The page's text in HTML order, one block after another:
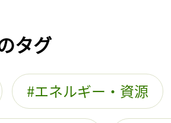
タグ
エネルギー・資源